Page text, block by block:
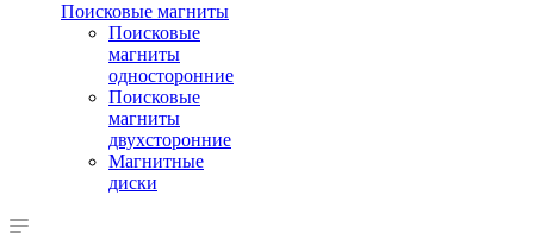
Поисковые магниты
Поисковые
магниты
односторонние
Поисковые
магниты
двухсторонние
Магнитные
диски